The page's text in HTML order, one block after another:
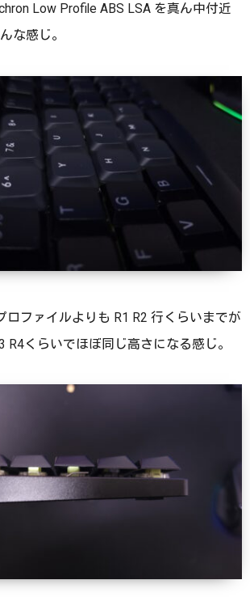
Low Profile ABS LSA を真ん中付近
な感じ。
ロファイルよりも R1 R2 行くらいまでが
R4くらいでほぼ同じ高さになる感じ。